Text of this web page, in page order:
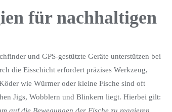
für nachhaltigen
und GPS-gestützte Geräte unterstützen bei
die Eisschicht erfordert präzises Werkzeug,
wie Würmer oder kleine Fische sind oft
Jigs, Wobblern und Blinkern liegt. Hierbei gilt:
auf die Bewegungen der Fische zu reagieren.